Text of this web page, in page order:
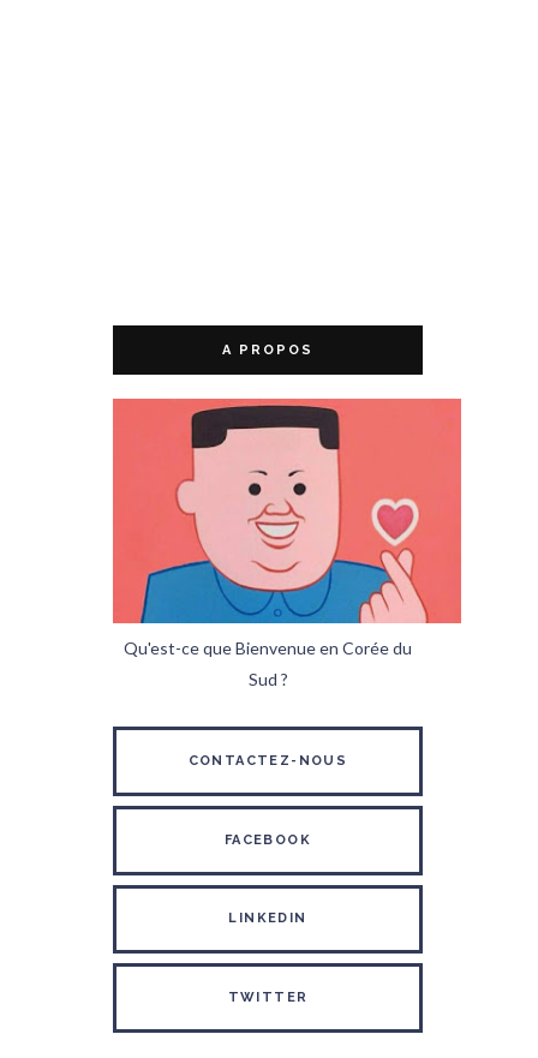
A PROPOS
Qu'est-ce que Bienvenue en Corée du
Sud ?
CONTACTEZ-NOUS
FACEBOOK
LINKEDIN
TWITTER